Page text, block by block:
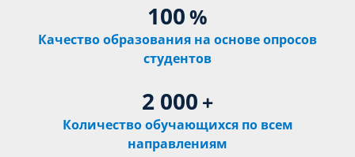
100%
Качество образования на основе опросов
студентов
2 000 +
Количество обучающихся по всем
направлениям